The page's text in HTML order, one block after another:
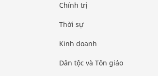
Chính trị
Thời sự
Kinh doanh
Dân tộc và Tôn giáo